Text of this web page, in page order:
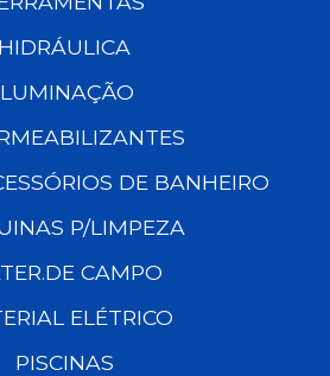
HIDRÁULICA
DE BANHEIRO
P/LIMPEZA
CAMPO
ELÉTRICO
PISCINAS